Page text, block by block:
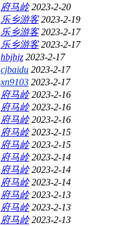
府马岭 2023-2-20
乐乡游客 2023-2-19
乐乡游客 2023-2-17
乐乡游客 2023-2-17
hbjhjz 2023-2-17
cjbaidu 2023-2-17
xn9103 2023-2-17
府马岭 2023-2-16
府马岭 2023-2-16
府马岭 2023-2-16
府马岭 2023-2-15
府马岭 2023-2-15
府马岭 2023-2-14
府马岭 2023-2-14
府马岭 2023-2-14
府马岭 2023-2-13
府马岭 2023-2-13
府马岭 2023-2-13